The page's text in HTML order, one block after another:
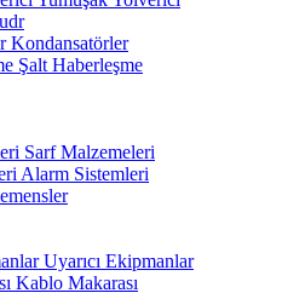
Kondansatörler
Şalt Haberleşme
Sarf Malzemeleri
Alarm Sistemleri
Uyarıcı Ekipmanlar
Kablo Makarası